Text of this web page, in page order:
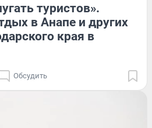
туристов».
в Анапе и других
края в
Обсудить